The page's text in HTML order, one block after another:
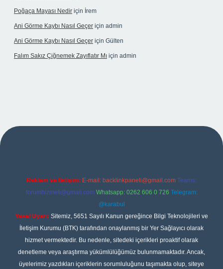
Poğaça Mayası Nedir için İrem
Ani Görme Kaybı Nasıl Geçer için admin
Ani Görme Kaybı Nasıl Geçer için Gülten
Falım Sakız Çiğnemek Zayıflatır Mı için admin
Reklam ve İletişim: E-mail: backlinkpaneli@gmail.com Teams:
forumhizmeti@gmail.com Whatsapp: 0262 606 0 726 Telegram:
@karabul
Yasal Uyarı: Sitemiz, 5651 Sayılı Kanun gereğince Bilgi Teknolojileri ve
İletişim Kurumu (BTK) tarafından onaylanmış bir Yer Sağlayıcı olarak
hizmet vermektedir. Bu nedenle, sitedeki içerikleri proaktif olarak
denetleme veya araştırma yükümlülüğümüz bulunmamaktadır. Ancak,
üyelerimiz yazdıkları içeriklerin sorumluluğunu taşımakta olup, siteye